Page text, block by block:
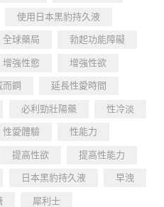
使用日本黑豹持久液
全球藥局 勃起功能障礙
增強性慾 增強性欲
而鋼 延長性愛時間
必利勁壯陽藥 性冷淡
性愛體驗 性能力
提高性欲 提高性能力
日本黑豹持久液 早洩
犀利士